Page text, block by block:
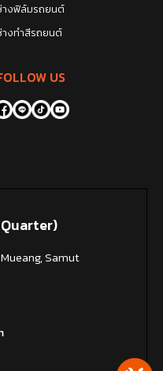
งฟิล์มรถยนต์
งทำสีรถยนต์
US
Quarter)
Samut